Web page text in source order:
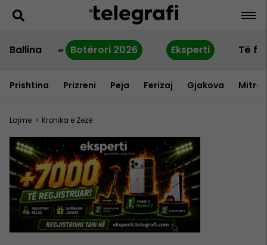
Ballina Botërori 2026 Eksperti Të
Prishtina Prizreni Peja Ferizaj Gjakova
Lajme > Kronika e Zezë